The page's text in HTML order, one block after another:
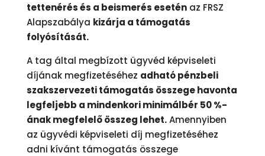
tettenérés és a beismerés eseténaz FRSZ
Alapszabálya kizárja a támogatás
folyósítását.
A tag által megbízott ügyvéd képviseleti
díjának megfizetéséhez adható pénzbeli
szakszervezeti támogatás összege havonta
legfeljebb a mindenkori minimálbér 50 %-
ának megfelelő összeg lehet.Amennyiben
az ügyvédi képviseleti díj megfizetéséhez
adni kívánt támogatás összege